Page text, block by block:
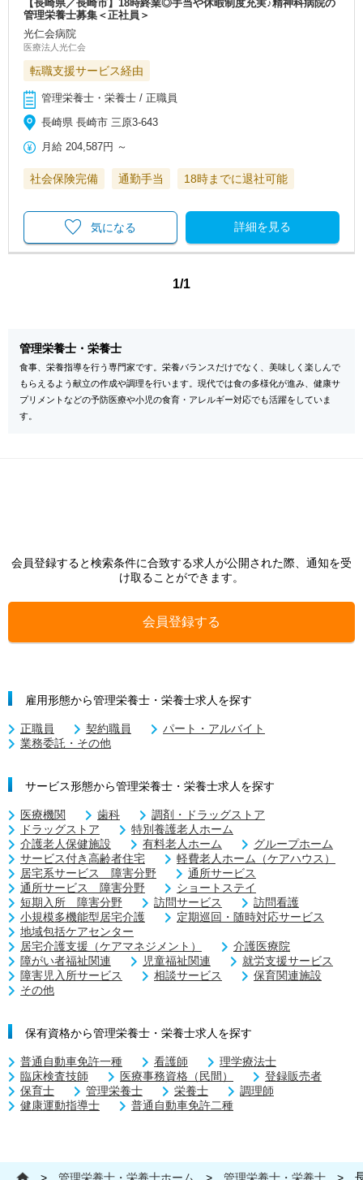
【長崎県／長崎市】18時終業◎手当や休暇制度充実♪精神科病院の
管理栄養士募集＜正社員＞
光仁会病院
医療法人光仁会
転職支援サービス経由
管理栄養士・栄養士 / 正職員
長崎県 長崎市 三原3-643
月給 204,587円 ～
社会保険完備 通勤手当 18時までに退社可能
詳細を見る
気になる
1/1
管理栄養士・栄養士
食事、栄養指導を行う専門家です。栄養バランスだけでなく、美味しく楽しんで
もらえるよう献立の作成や調理を行います。現代では食の多様化が進み、健康サ
プリメントなどの予防医療や小児の食育・アレルギー対応でも活躍をしていま
す。
会員登録すると検索条件に合致する求人が公開された際、通知を受
け取ることができます。
会員登録する
雇用形態から管理栄養士・栄養士求人を探す
正職員 契約職員
パート・アルバイト
業務委託・その他
サービス形態から管理栄養士・栄養士求人を探す
医療機関 歯科
調剤・ドラッグストア
ドラッグストア
特別養護老人ホーム
介護老人保健施設
有料老人ホーム
グループホーム
サービス付き高齢者住宅
軽費老人ホーム（ケアハウス）
居宅系サービス 障害分野
通所サービス
通所サービス 障害分野
ショートステイ
短期入所 障害分野
訪問サービス
訪問看護
小規模多機能型居宅介護
定期巡回・随時対応サービス
地域包括ケアセンター
居宅介護支援（ケアマネジメント）
介護医療院
障がい者福祉関連
児童福祉関連
就労支援サービス
障害児入所サービス
相談サービス
保育関連施設
その他
保有資格から管理栄養士・栄養士求人を探す
普通自動車免許一種 看護師
理学療法士
臨床検査技師
医療事務資格（民間）
登録販売者
保育士
管理栄養士 栄養士
調理師
健康運動指導士
普通自動車免許二種